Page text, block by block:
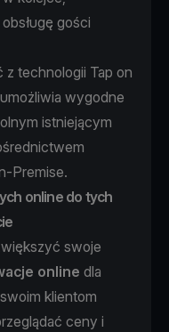
gości
technologii Tap on
wygodne
istniejącym
Premise.
online do tych
swoje
online dla
klientom
ceny i